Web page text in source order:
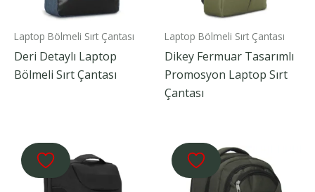
Laptop Bölmeli Sırt Çantası
Deri Detaylı Laptop
Bölmeli Sırt Çantası
Laptop Bölmeli Sırt Çantası
Dikey Fermuar Tasarımlı
Promosyon Laptop Sırt
Çantası